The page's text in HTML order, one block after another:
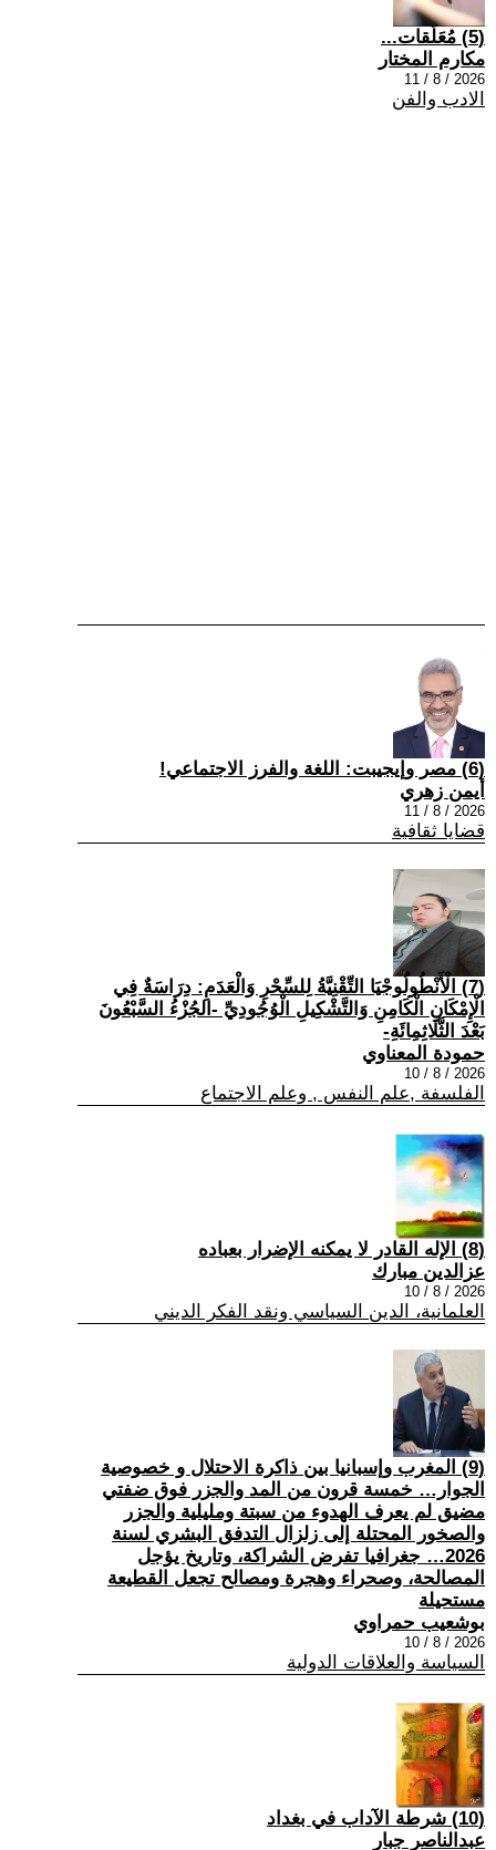
(5) مُعَلَقات...
مكارم المختار
2026 / 8 / 11
الادب والفن
(6) مصر وإيجيبت: اللغة والفرز الاجتماعي!
أيمن زهري
2026 / 8 / 11
قضايا ثقافية
(7) الْأَنْطُولُوجْيَا التِّقْنِيَّةُ لِلسِّحْرِ وَالْعَدَمِ: دِرَاسَةٌ فِي
الْإِمْكَانِ الْكَامِنِ وَالتَّشْكِيلِ الْوُجُودِيِّ -الجُزْءُ السَّبْعُونَ
بَعْدَ الثَّلَاثِمِائَةِ-
حمودة المعناوي
2026 / 8 / 10
الفلسفة ,علم النفس , وعلم الاجتماع
(8) الإله القادر لا يمكنه الإضرار بعباده
عزالدين مبارك
2026 / 8 / 10
العلمانية، الدين السياسي ونقد الفكر الديني
(9) المغرب وإسبانيا بين ذاكرة الاحتلال و خصوصية
الجوار… خمسة قرون من المد والجزر فوق ضفتي
مضيق لم يعرف الهدوء من سبتة ومليلية والجزر
والصخور المحتلة إلى زلزال التدفق البشري لسنة
2026… جغرافيا تفرض الشراكة، وتاريخ يؤجل
المصالحة، وصحراء وهجرة ومصالح تجعل القطيعة
مستحيلة
بوشعيب حمراوي
2026 / 8 / 10
السياسة والعلاقات الدولية
(10) شرطة الآداب في بغداد
عبدالناصر جبار